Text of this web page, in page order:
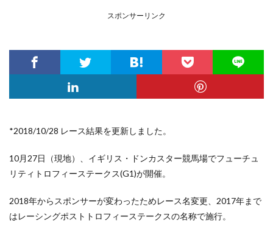
スポンサーリンク
*2018/10/28 レース結果を更新しました。
10月27日（現地）、イギリス・ドンカスター競馬場でフューチュ
リティトロフィーステークス(G1)が開催。
2018年からスポンサーが変わったためレース名変更、2017年まで
はレーシングポストトロフィーステークスの名称で施行。